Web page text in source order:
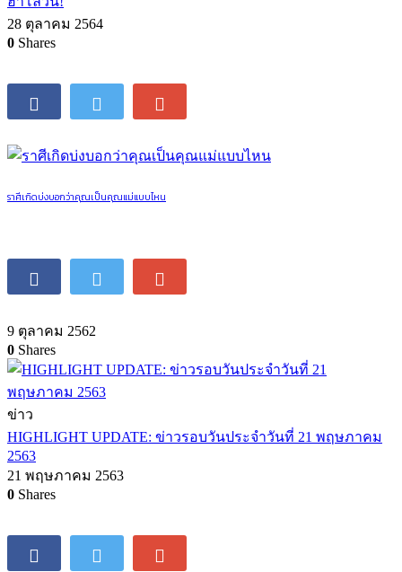
28 ตุลาคม 2564
0 Shares
ราศีเกิดบ่งบอกว่าคุณเป็นคุณแม่แบบไหน
9 ตุลาคม 2562
0 Shares
ข่าว
HIGHLIGHT UPDATE: ข่าวรอบวันประจำวันที่ 21 พฤษภาคม
2563
21 พฤษภาคม 2563
0 Shares